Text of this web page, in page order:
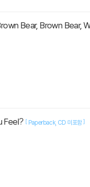
Bear, Brown Bear,
Feel? [ Paperback CD 미포함]